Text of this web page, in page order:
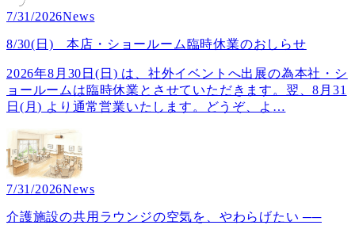
7/31/2026News
8/30(日) 本店・ショールーム臨時休業のおしらせ
2026年8月30日(日) は、社外イベントへ出展の為本社・シ
ョールームは臨時休業とさせていただきます。翌、8月31
日(月) より通常営業いたします。どうぞ、よ …
7/31/2026News
介護施設の共用ラウンジの空気を、やわらげたい ──